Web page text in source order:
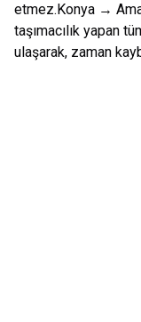
etmez.Konya →
taşımacılık yapan
ulaşarak, zaman